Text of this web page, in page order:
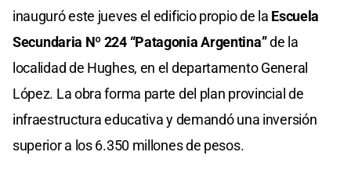
inauguró este jueves el edificio propio de la Escuela
Secundaria Nº 224 “Patagonia Argentina”de la
localidad de Hughes, en el departamento General
López. La obra forma parte del plan provincial de
infraestructura educativa y demandó una inversión
superior a los 6.350 millones de pesos.